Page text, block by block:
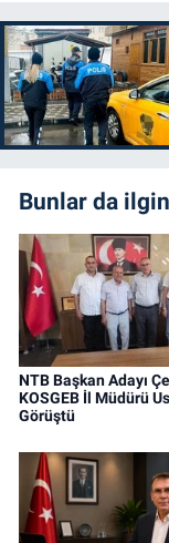
Bunlar da
NTB Başkan Adayı
KOSGEB İl Müdürü
Görüştü